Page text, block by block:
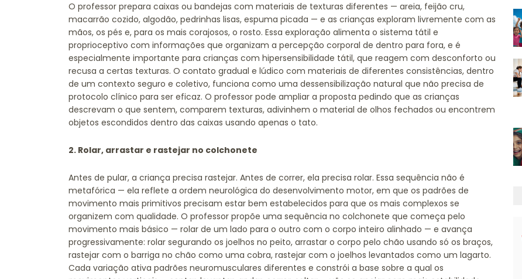
O professor prepara caixas ou bandejas com materiais de texturas diferentes — areia, feijão cru,
macarrão cozido, algodão, pedrinhas lisas, espuma picada — e as crianças exploram livremente com as
mãos, os pés e, para os mais corajosos, o rosto. Essa exploração alimenta o sistema tátil e
proprioceptivo com informações que organizam a percepção corporal de dentro para fora, e é
especialmente importante para crianças com hipersensibilidade tátil, que reagem com desconforto ou
recusa a certas texturas. O contato gradual e lúdico com materiais de diferentes consistências, dentro
de um contexto seguro e coletivo, funciona como uma dessensibilização natural que não precisa de
protocolo clínico para ser eficaz. O professor pode ampliar a proposta pedindo que as crianças
descrevam o que sentem, comparem texturas, adivinhem o material de olhos fechados ou encontrem
objetos escondidos dentro das caixas usando apenas o tato.
2. Rolar, arrastar e rastejar no colchonete
Antes de pular, a criança precisa rastejar. Antes de correr, ela precisa rolar. Essa sequência não é
metafórica — ela reflete a ordem neurológica do desenvolvimento motor, em que os padrões de
movimento mais primitivos precisam estar bem estabelecidos para que os mais complexos se
organizem com qualidade. O professor propõe uma sequência no colchonete que começa pelo
movimento mais básico — rolar de um lado para o outro com o corpo inteiro alinhado — e avança
progressivamente: rolar segurando os joelhos no peito, arrastar o corpo pelo chão usando só os braços,
rastejar com o barriga no chão como uma cobra, rastejar com o joelhos levantados como um lagarto.
Cada variação ativa padrões neuromusculares diferentes e constrói a base sobre a qual os